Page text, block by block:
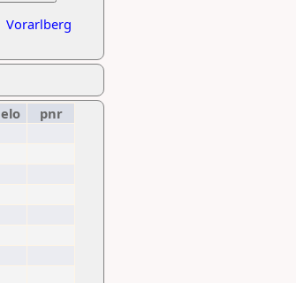
Vorarlberg
elo
pnr